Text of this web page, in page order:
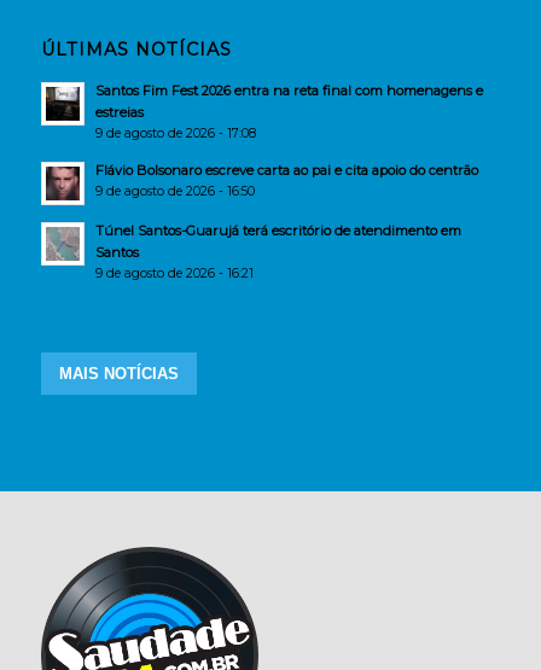
ÚLTIMAS NOTÍCIAS
Santos Fim Fest 2026 entra na reta final com homenagens e
estreias
9 de agosto de 2026 - 17:08
Flávio Bolsonaro escreve carta ao pai e cita apoio do centrão
9 de agosto de 2026 - 16:50
Túnel Santos-Guarujá terá escritório de atendimento em
Santos
9 de agosto de 2026 - 16:21
MAIS NOTÍCIAS